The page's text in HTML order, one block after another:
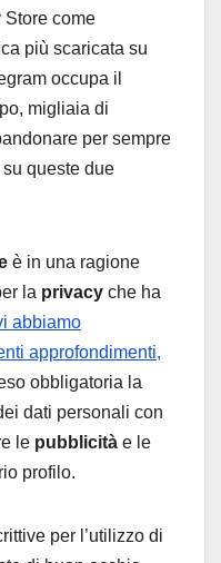
Store come
più scaricata su
occupa il
migliaia di
per sempre
queste due
è in una ragione
la privacy che ha
abbiamo
approfondimenti,
obbligatoria la
dati personali con
le pubblicità e le
profilo.
per l’utilizzo di